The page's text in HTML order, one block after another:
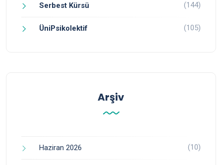
Serbest Kürsü (144)
ÜniPsikolektif (105)
Arşiv
Haziran 2026 (10)